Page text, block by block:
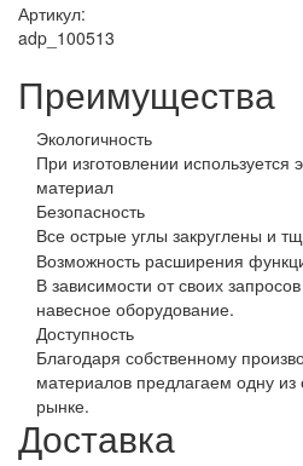
Артикул:
adp_100513
Преимущества
Экологичность
При изготовлении используется
материал
Безопасность
Все острые углы закруглены и
Возможность расширения
В зависимости от своих
навесное оборудование.
Доступность
Благодаря собственному
материалов предлагаем одну
рынке.
Доставка